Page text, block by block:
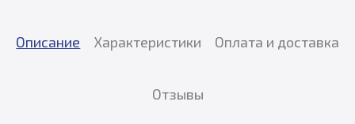
Описание Характеристики Оплата и доставка
Отзывы